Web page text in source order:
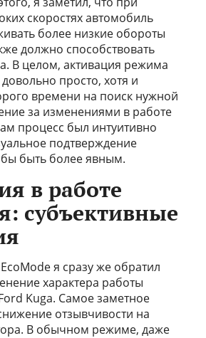
скоростях автомобиль
более низкие обороты
должно способствовать
В целом, активация режима
просто, хотя и
времени на поиск нужной
за изменениями в работе
процесс был интуитивно
подтверждение
быть более явным.
в работе
субъективные
я сразу же обратил
характера работы
Kuga. Самое заметное
отзывчивости на
В обычном режиме, даже